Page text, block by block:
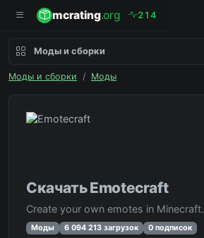
mcrating.org 2 1 4
Моды и сборки
Моды и сборки / Моды
Скачать Emotecraft
Create your own emotes in Minecraft.
Моды 6 094 213 загрузок 0 подписок